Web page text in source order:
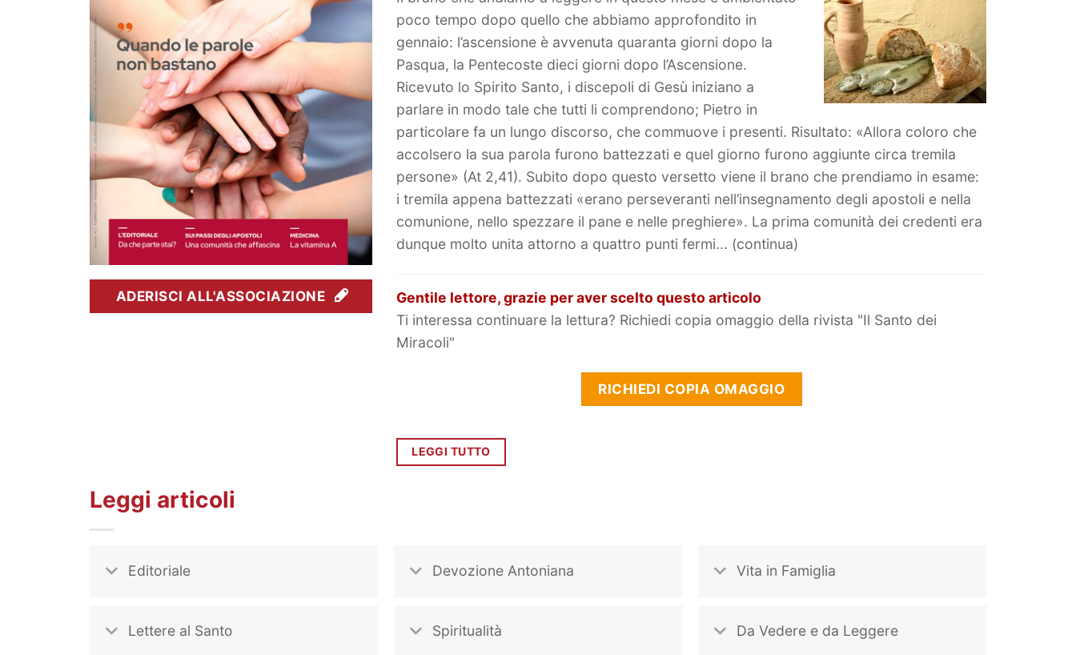
ADERISCI ALL'ASSOCIAZIONE
poco tempo dopo quello che abbiamo approfondito in
gennaio: l’ascensione è avvenuta quaranta giorni dopo la
Pasqua, la Pentecoste dieci giorni dopo l’Ascensione.
Ricevuto lo Spirito Santo, i discepoli di Gesù iniziano a
parlare in modo tale che tutti li comprendono; Pietro in
particolare fa un lungo discorso, che commuove i presenti. Risultato: «Allora coloro che
accolsero la sua parola furono battezzati e quel giorno furono aggiunte circa tremila
persone» (At 2,41). Subito dopo questo versetto viene il brano che prendiamo in esame:
i tremila appena battezzati «erano perseveranti nell’insegnamento degli apostoli e nella
comunione, nello spezzare il pane e nelle preghiere». La prima comunità dei credenti era
dunque molto unita attorno a quattro punti fermi... (continua)
Gentile lettore, grazie per aver scelto questo articolo
Ti interessa continuare la lettura? Richiedi copia omaggio della rivista "Il Santo dei
Miracoli"
RICHIEDI COPIA OMAGGIO
LEGGI TUTTO
Leggi articoli
Editoriale
Lettere al Santo
Devozione Antoniana
Spiritualità
Vita in Famiglia
Da Vedere e da Leggere